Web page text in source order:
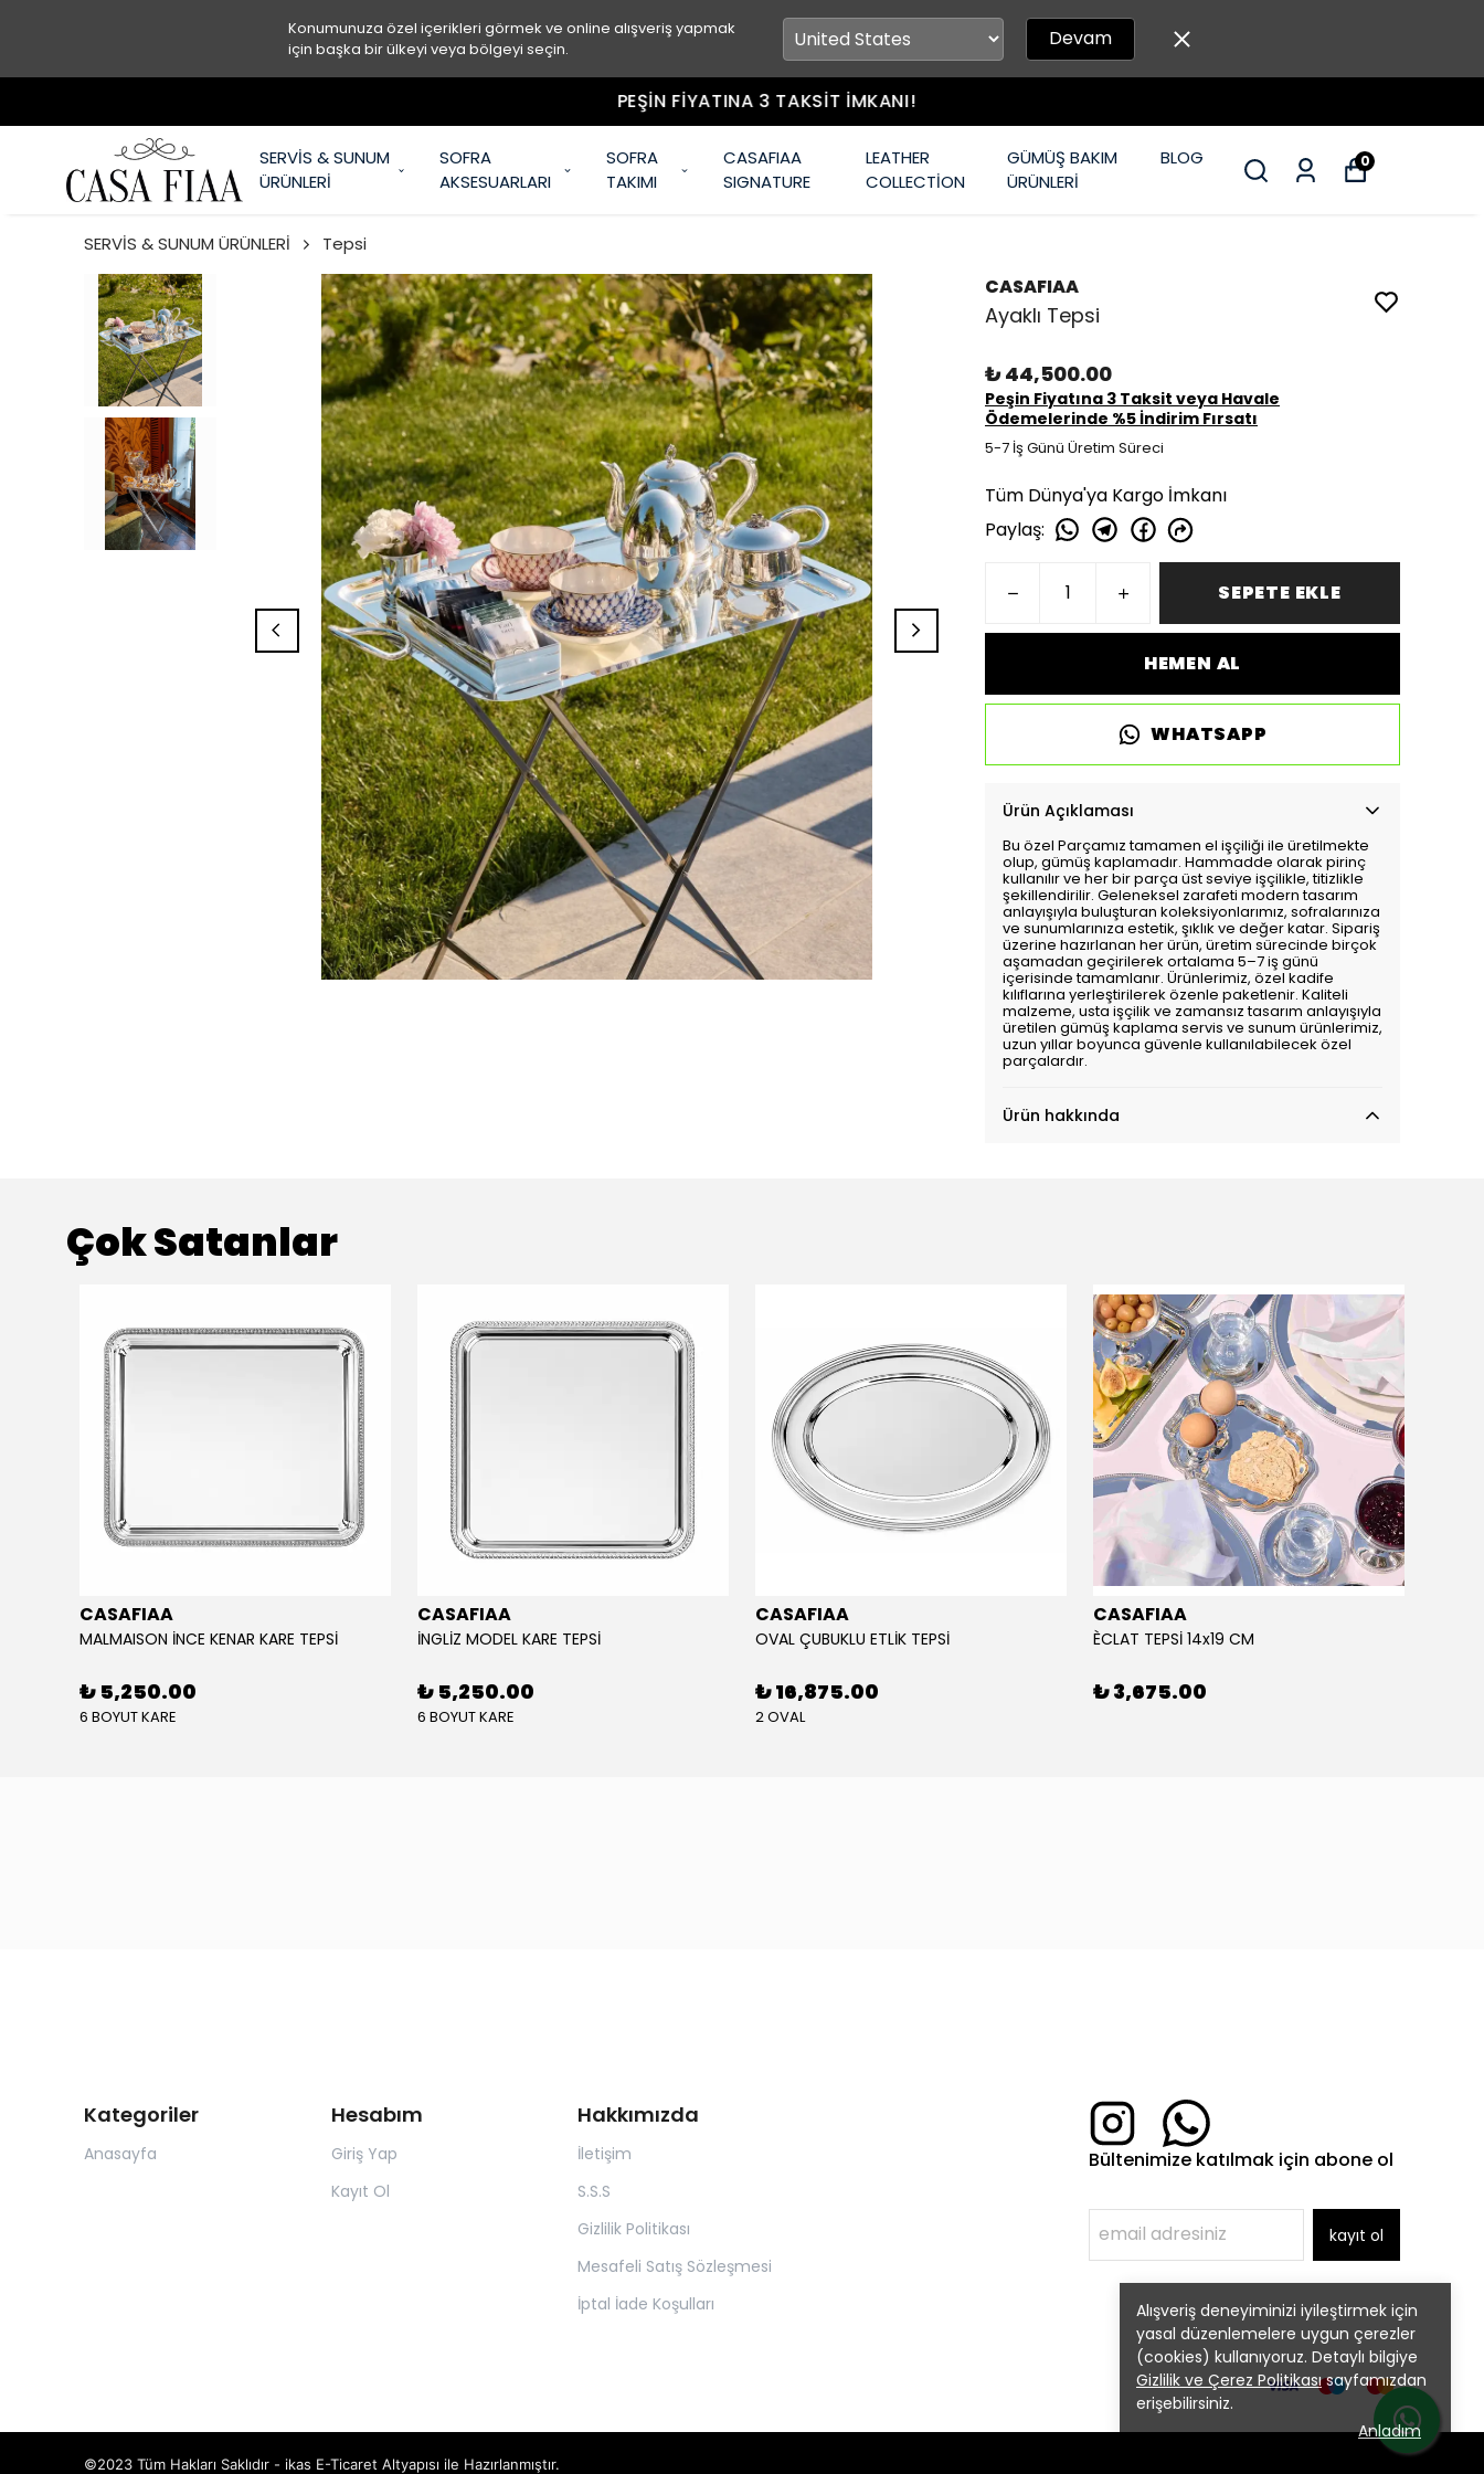
Konumunuza özel içerikleri görmek ve online alışveriş yapmak
için başka bir ülkeyi veya bölgeyi seçin.
Devam
PEŞİN FİYATINA 3 TAKSİT İMKANI!
SERVİS & SUNUM
ÜRÜNLERİ
SOFRA
AKSESUARLARI
SOFRA
TAKIMI
CASAFIAA
SIGNATURE
LEATHER
COLLECTİON
GÜMÜŞ BAKIM
ÜRÜNLERİ
BLOG 0
Alışveriş deneyiminizi iyileştirmek için
yasal düzenlemelere uygun çerezler
(cookies) kullanıyoruz. Detaylı bilgiye
Gizlilik ve Çerez Politikasısayfamızdan
erişebilirsiniz.
Anladım
SERVİS & SUNUM ÜRÜNLERİ Tepsi
CASAFIAA
Ayaklı Tepsi
₺ 44,500.00
Peşin Fiyatına 3 Taksit veya Havale
Ödemelerinde %5 İndirim Fırsatı
5-7 İş Günü Üretim Süreci
Tüm Dünya'ya Kargo İmkanı
Paylaş:
SEPETE EKLE
HEMEN AL
WHATSAPP
Ürün Açıklaması
Bu özel Parçamız tamamen el işçiliği ile üretilmekte
olup, gümüş kaplamadır. Hammadde olarak pirinç
kullanılır ve her bir parça üst seviye işçilikle, titizlikle
şekillendirilir. Geleneksel zarafeti modern tasarım
anlayışıyla buluşturan koleksiyonlarımız, sofralarınıza
ve sunumlarınıza estetik, şıklık ve değer katar. Sipariş
üzerine hazırlanan her ürün, üretim sürecinde birçok
aşamadan geçirilerek ortalama 5–7 iş günü
içerisinde tamamlanır. Ürünlerimiz, özel kadife
kılıflarına yerleştirilerek özenle paketlenir. Kaliteli
malzeme, usta işçilik ve zamansız tasarım anlayışıyla
üretilen gümüş kaplama servis ve sunum ürünlerimiz,
uzun yıllar boyunca güvenle kullanılabilecek özel
parçalardır.
Ürün hakkında
Çok Satanlar
CASAFIAA
MALMAISON İNCE KENAR KARE TEPSİ
₺ 5,250.00
6 BOYUT KARE
CASAFIAA
İNGLİZ MODEL KARE TEPSİ
₺ 5,250.00
6 BOYUT KARE
CASAFIAA
OVAL ÇUBUKLU ETLİK TEPSİ
₺ 16,875.00
2 OVAL
CASAFIAA
ÈCLAT TEPSİ 14x19 CM
₺ 3,675.00
Kategoriler
Anasayfa
Hesabım
Giriş Yap
Kayıt Ol
Hakkımızda
İletişim
S.S.S
Gizlilik Politikası
Mesafeli Satış Sözleşmesi
İptal İade Koşulları
Bültenimize katılmak için abone ol
kayıt ol
©2023 Tüm Hakları Saklıdır - ikas E-Ticaret Altyapısı ile Hazırlanmıştır.